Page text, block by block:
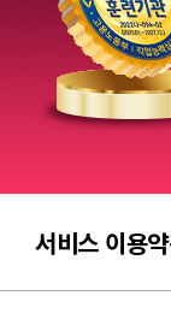
서비스 이용